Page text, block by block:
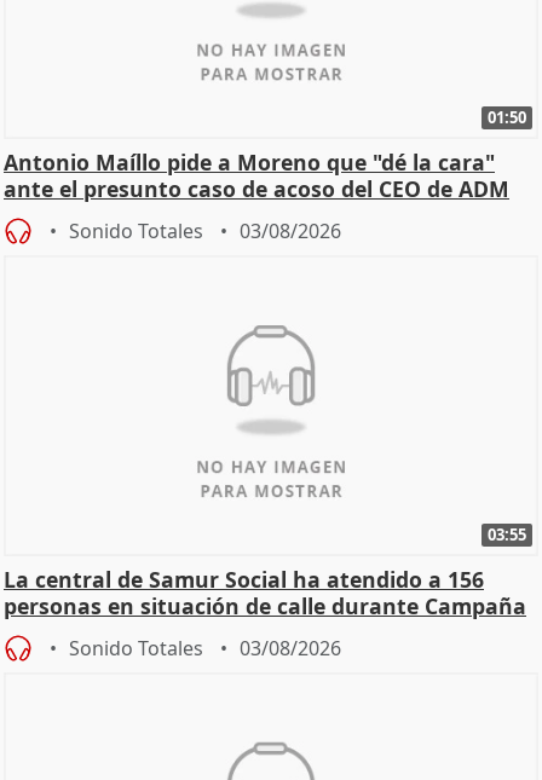
01:50
Antonio Maíllo pide a Moreno que "dé la cara"
ante el presunto caso de acoso del CEO de ADM
Sonido Totales 03/08/2026
03:55
La central de Samur Social ha atendido a 156
personas en situación de calle durante Campaña
de Calor
Sonido Totales 03/08/2026